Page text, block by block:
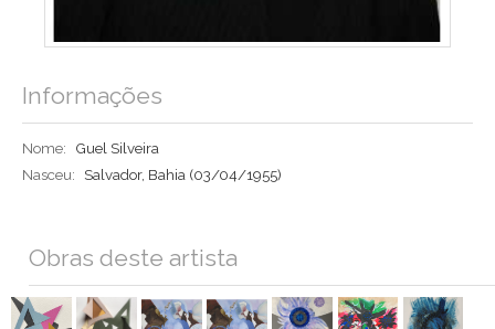
Informações
Nome:
Guel Silveira
Nasceu:
Salvador, Bahia (03/04/1955)
Obras deste artista